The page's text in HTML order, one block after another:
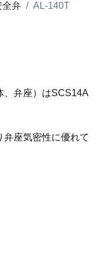
全弁 AL-140T
、弁座）はSCS14A
弁座気密性に優れて